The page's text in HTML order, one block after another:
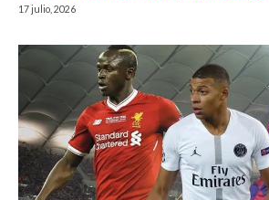
17 julio, 2026